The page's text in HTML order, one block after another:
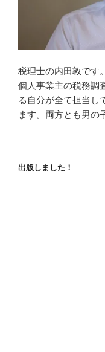
税理士の内田敦です。
個人事業主の税務調
る自分が全て担当し
ます。両方とも男の
出版しました！